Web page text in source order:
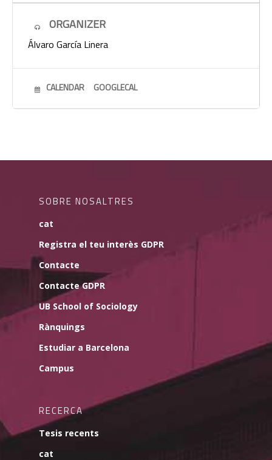
ORGANIZER
Álvaro García Linera
CALENDAR GOOGLECAL
SOBRE NOSALTRES
cat
Registra el teu interès GDPR
Contacte
Contacte GDPR
UB School of Sociology
Rànquings
Estudiar a Barcelona
Campus
RECERCA
Tesis recents
cat